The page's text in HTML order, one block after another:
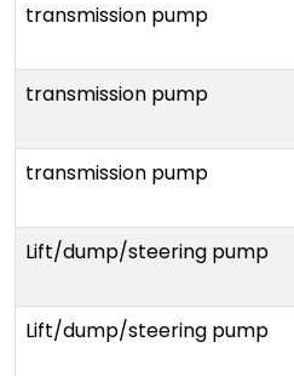
transmission pump
transmission pump
transmission pump
Lift/dump/steering pump
Lift/dump/steering pump